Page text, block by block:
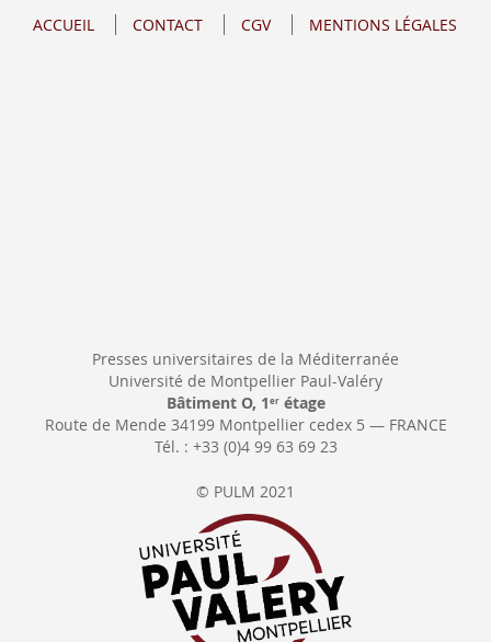
lettre
ACCUEIL CONTACT CGV MENTIONS LÉGALES
Presses universitaires de la Méditerranée
Université de Montpellier Paul-Valéry
Bâtiment O, 1 erétage
Route de Mende 34199 Montpellier cedex 5 — FRANCE
Tél. : +33 (0)4 99 63 69 23
© PULM 2021